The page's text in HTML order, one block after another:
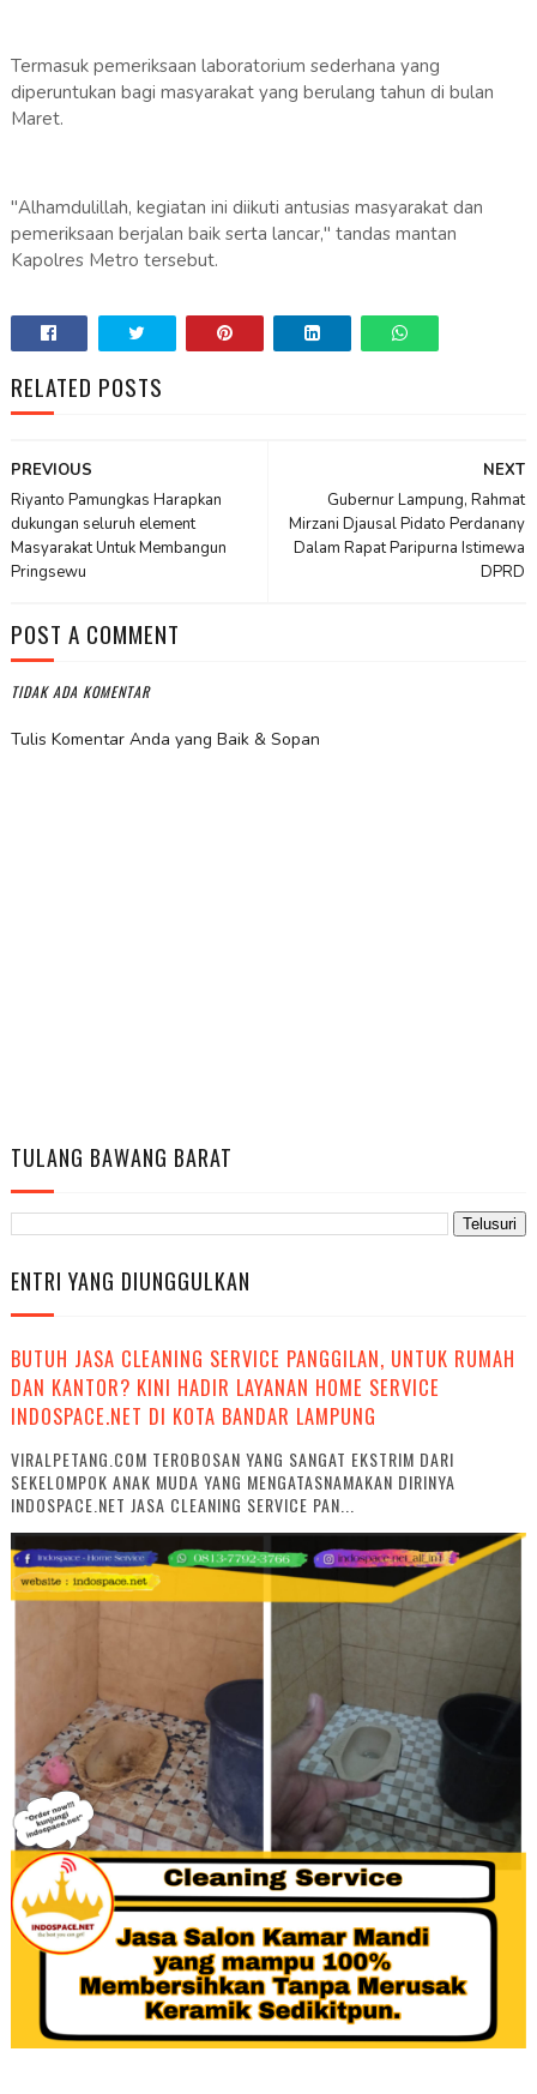
Termasuk pemeriksaan laboratorium sederhana yang
diperuntukan bagi masyarakat yang berulang tahun di bulan
Maret.
"Alhamdulillah, kegiatan ini diikuti antusias masyarakat dan
pemeriksaan berjalan baik serta lancar," tandas mantan
Kapolres Metro tersebut.
RELATED POSTS
NEXT
Gubernur Lampung, Rahmat
Mirzani Djausal Pidato Perdanany
Dalam Rapat Paripurna Istimewa
DPRD
PREVIOUS
Riyanto Pamungkas Harapkan
dukungan seluruh element
Masyarakat Untuk Membangun
Pringsewu
POST A COMMENT
TIDAK ADA KOMENTAR
Tulis Komentar Anda yang Baik & Sopan
TULANG BAWANG BARAT
ENTRI YANG DIUNGGULKAN
BUTUH JASA CLEANING SERVICE PANGGILAN, UNTUK RUMAH
DAN KANTOR? KINI HADIR LAYANAN HOME SERVICE
INDOSPACE.NET DI KOTA BANDAR LAMPUNG
VIRALPETANG.COM TEROBOSAN YANG SANGAT EKSTRIM DARI
SEKELOMPOK ANAK MUDA YANG MENGATASNAMAKAN DIRINYA
INDOSPACE.NET JASA CLEANING SERVICE PAN...